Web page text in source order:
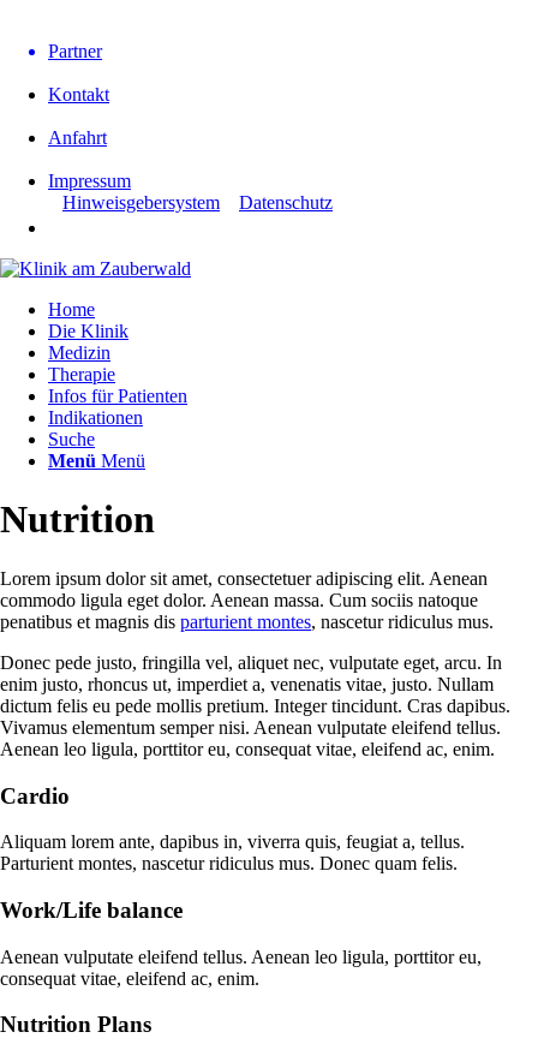
Partner
Kontakt
Anfahrt
Impressum
Hinweisgebersystem
Datenschutz
Home
Die Klinik
Medizin
Therapie
Infos für Patienten
Indikationen
Suche
Menü Menü
Nutrition
Lorem ipsum dolor sit amet, consectetuer adipiscing elit. Aenean
commodo ligula eget dolor. Aenean massa. Cum sociis natoque
penatibus et magnis dis parturient montes, nascetur ridiculus mus.
Donec pede justo, fringilla vel, aliquet nec, vulputate eget, arcu. In
enim justo, rhoncus ut, imperdiet a, venenatis vitae, justo. Nullam
dictum felis eu pede mollis pretium. Integer tincidunt. Cras dapibus.
Vivamus elementum semper nisi. Aenean vulputate eleifend tellus.
Aenean leo ligula, porttitor eu, consequat vitae, eleifend ac, enim.
Cardio
Aliquam lorem ante, dapibus in, viverra quis, feugiat a, tellus.
Parturient montes, nascetur ridiculus mus. Donec quam felis.
Work/Life balance
Aenean vulputate eleifend tellus. Aenean leo ligula, porttitor eu,
consequat vitae, eleifend ac, enim.
Nutrition Plans